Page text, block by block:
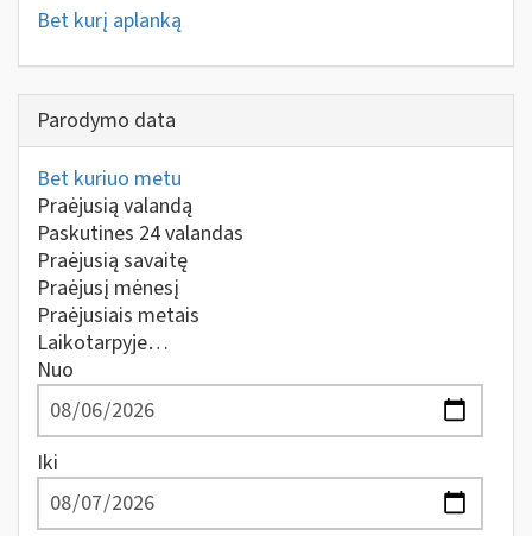
Bet kurį aplanką
Parodymo data
Bet kuriuo metu
Praėjusią valandą
Paskutines 24 valandas
Praėjusią savaitę
Praėjusį mėnesį
Praėjusiais metais
Laikotarpyje…
Nuo
Iki